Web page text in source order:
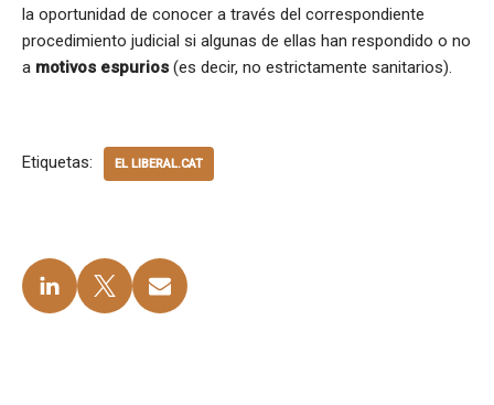
la oportunidad de conocer a través del correspondiente
procedimiento judicial si algunas de ellas han respondido o no
a motivos espurios (es decir, no estrictamente sanitarios).
Etiquetas: EL LIBERAL.CAT